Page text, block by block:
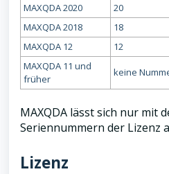
MAXQDA 2020 20
MAXQDA 2018 18
MAXQDA 12 12
MAXQDA 11 und
früher
keine
MAXQDA lässt sich nur mit
Seriennummern der Lizenz
Lizenz